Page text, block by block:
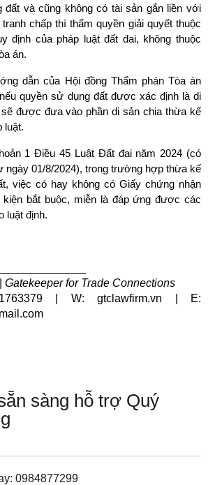
đất và cũng không có tài sản gắn liền với
chấp thì thẩm quyền giải quyết thuộc
định của pháp luật đất đai, không thuộc
án.
dẫn của Hội đồng Thẩm phán Tòa án
quyền sử dụng đất được xác định là di
được đưa vào phần di sản chia thừa kế
luật.
1 Điều 45 Luật Đất đai năm 2024 (có
ngày 01/8/2024), trong trường hợp thừa kế
việc có hay không có Giấy chứng nhận
kiện bắt buộc, miễn là đáp ứng được các
luật định.
Gatekeeper for Trade Connections
| W: gtclawfirm.vn | E:
sàng hỗ trợ Quý
0984877299